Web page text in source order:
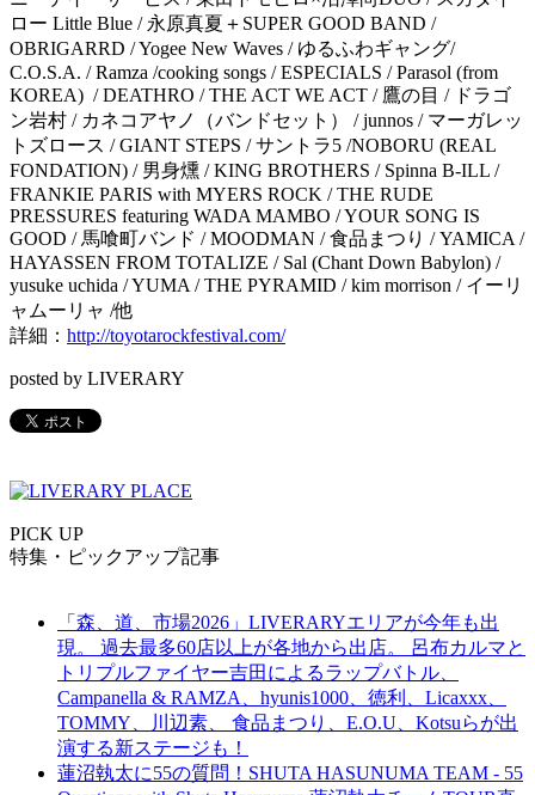
ロー Little Blue / 永原真夏＋SUPER GOOD BAND /
OBRIGARRD / Yogee New Waves / ゆるふわギャング/
C.O.S.A. / Ramza /cooking songs / ESPECIALS / Parasol (from
KOREA) / DEATHRO / THE ACT WE ACT / 鷹の目 / ドラゴ
ン岩村 / カネコアヤノ（バンドセット） / junnos / マーガレッ
トズロース / GIANT STEPS / サントラ5 /NOBORU (REAL
FONDATION) / 男身燻 / KING BROTHERS / Spinna B-ILL /
FRANKIE PARIS with MYERS ROCK / THE RUDE
PRESSURES featuring WADA MAMBO / YOUR SONG IS
GOOD / 馬喰町バンド / MOODMAN / 食品まつり / YAMICA /
HAYASSEN FROM TOTALIZE / Sal (Chant Down Babylon) /
yusuke uchida / YUMA / THE PYRAMID / kim morrison / イーリ
ャムーリャ /他
詳細： http://toyotarockfestival.com/
posted by LIVERARY
PICK UP
特集・ピックアップ記事
「森、道、市場2026」LIVERARYエリアが今年も出
現。 過去最多60店以上が各地から出店。 呂布カルマと
トリプルファイヤー吉田によるラップバトル、
Campanella & RAMZA、hyunis1000、徳利、Licaxxx、
TOMMY、川辺素、 食品まつり、E.O.U、Kotsuらが出
演する新ステージも！
蓮沼執太に55の質問！SHUTA HASUNUMA TEAM - 55